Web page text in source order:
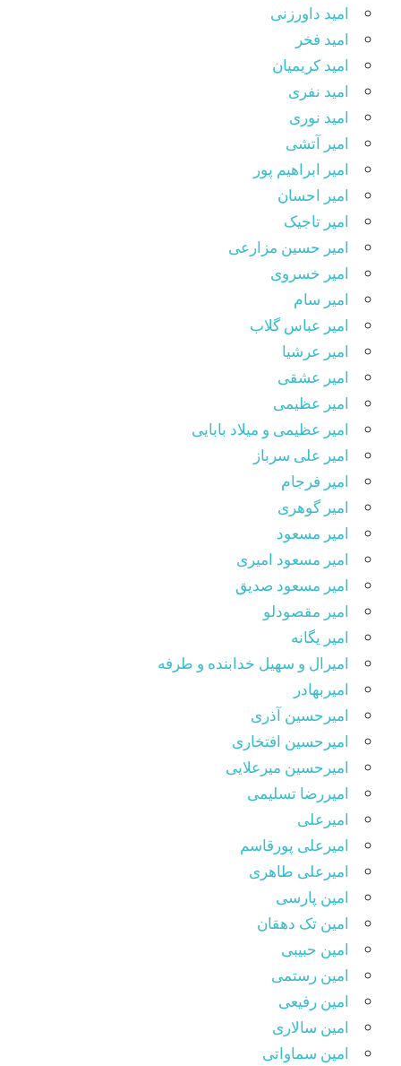
امید داورزنی
امید فخر
امید کریمیان
امید نفری
امید نوری
امیر آتشی
امیر ابراهیم پور
امیر احسان
امیر تاجیک
امیر حسین مزارعی
امیر خسروی
امیر سام
امیر عباس گلاب
امیر عرشیا
امیر عشقی
امیر عظیمی
امیر عظیمی و میلاد بابایی
امیر علی سرباز
امیر فرجام
امیر گوهری
امیر مسعود
امیر مسعود امیری
امیر مسعود صدیق
امیر مقصودلو
امیر یگانه
امیرال و سهیل خدابنده و طرفه
امیربهادر
امیرحسین آذری
امیرحسین افتخاری
امیرحسین میرعلایی
امیررضا تسلیمی
امیرعلی
امیرعلی پورقاسم
امیرعلی طاهری
امین پارسی
امین تک دهقان
امین حبیبی
امین رستمی
امین رفیعی
امین سالاری
امین سماواتی